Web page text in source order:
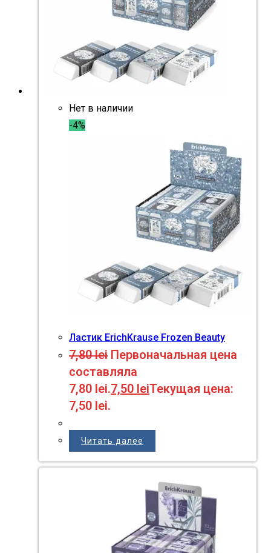
Нет в наличии
-4%
Ластик ErichKrause Frozen Beauty
7,80lei Первоначальная цена
составляла
7,80 lei.7,50 leiТекущая цена:
7,50 lei.
Читать далее